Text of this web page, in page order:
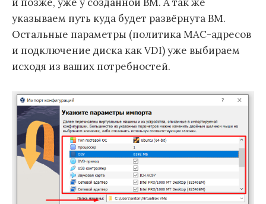
указываем путь куда будет развёрнута ВМ.
Остальные параметры (политика MAC-адресов
и подключение диска как VDI) уже выбираем
исходя из ваших потребностей.